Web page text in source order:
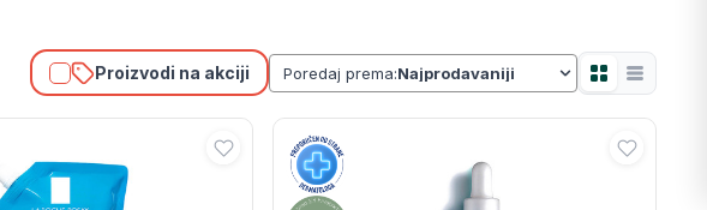
Proizvodi na akciji Poredaj prema: